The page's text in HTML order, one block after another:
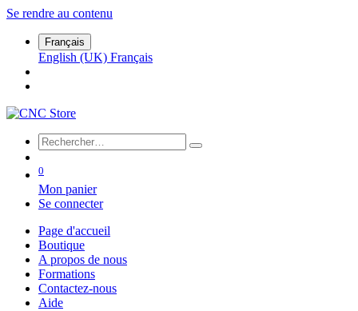
Se rendre au contenu
Français
English (UK) Français
0
Mon panier
Se connecter
Page d'accueil
Boutique
A propos de nous
Formations
Contactez-nous
Aide